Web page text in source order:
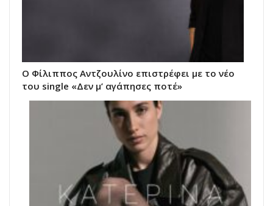
Ο Φίλιππος Αντζουλίνο επιστρέφει με το νέο
του single «Δεν μ’ αγάπησες ποτέ»